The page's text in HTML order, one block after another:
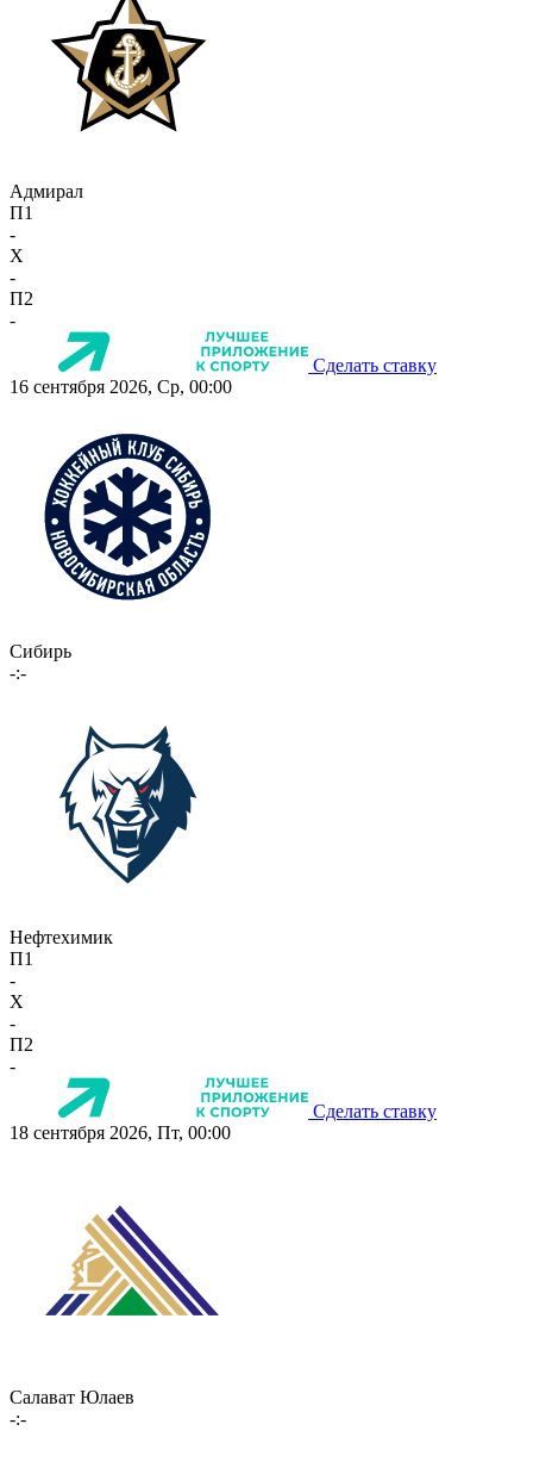
Адмирал
П1
-
X
-
П2
-
Сделать ставку
16 сентября 2026, Ср, 00:00
Сибирь
-:-
Нефтехимик
П1
-
X
-
П2
-
Сделать ставку
18 сентября 2026, Пт, 00:00
Салават Юлаев
-:-